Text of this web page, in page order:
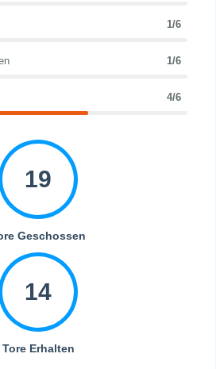
1/6
1/6
4/6
19
Geschossen
14
Tore Erhalten